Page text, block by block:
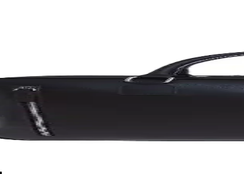
Vegan Deri Evrak Çantası Günlük ve İş
öne çıkan U.S. Polo Assn. Siyah vegan deri evrak çantası,
Dayanıklı ve Şık Tasarımlarla İş Dünyasında
ve şık tasarımıyla iş hayatında güvenilir ve estetik bir